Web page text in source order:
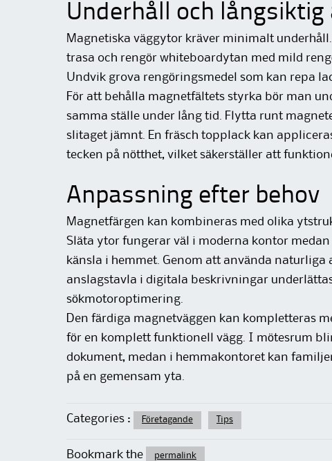
Underhåll och långsiktig
Magnetiska väggytor kräver minimalt
trasa och rengör whiteboardytan med mild
Undvik grova rengöringsmedel som kan repa
För att behålla magnetfältets styrka bör man
samma ställe under lång tid. Flytta runt
slitaget jämnt. En fräsch topplack kan
tecken på nötthet, vilket säkerställer att
Anpassning efter behov
Magnetfärgen kan kombineras med olika
Släta ytor fungerar väl i moderna kontor
känsla i hemmet. Genom att använda
anslagstavla i digitala beskrivningar
sökmotoroptimering.
Den färdiga magnetväggen kan kompletteras
för en komplett funktionell vägg. I mötesrum
dokument, medan i hemmakontoret kan
på en gemensam yta.
Categories : Företagande Tips
Bookmark the permalink